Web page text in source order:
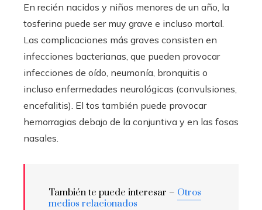
En recién nacidos y niños menores de un año, la
tosferina puede ser muy grave e incluso mortal.
Las complicaciones más graves consisten en
infecciones bacterianas, que pueden provocar
infecciones de oído, neumonía, bronquitis o
incluso enfermedades neurológicas (convulsiones,
encefalitis). El tos también puede provocar
hemorragias debajo de la conjuntiva y en las fosas
nasales.
También te puede interesar – Otros
medios relacionados